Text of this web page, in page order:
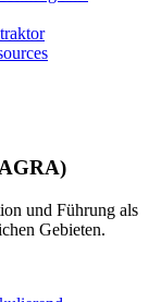
und Führung als
Gebieten.